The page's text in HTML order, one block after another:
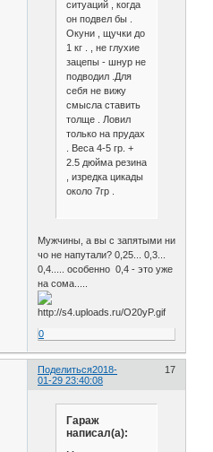
ситуаций , когда
он подвел бы .
Окуни , щучки до
1 кг . , не глухие
зацепы - шнур не
подводил .Для
себя не вижу
смысла ставить
толще . Ловил
только на прудах
. Веса 4-5 гр. +
2.5 дюйма резина
, изредка цикады
около 7гр .
Мужчины, а вы с запятыми ни
чо не напутали? 0,25... 0,3...
0,4..... особенно 0,4 - это уже
на сома.....
0
Поделиться 17
2018-
01-29 23:40:08
Гараж
написал(а):